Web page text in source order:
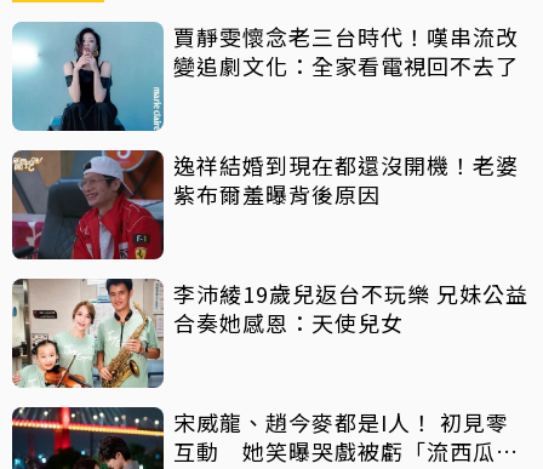
賈靜雯懷念老三台時代！嘆串流改
變追劇文化：全家看電視回不去了
逸祥結婚到現在都還沒開機！老婆
紫布爾羞曝背後原因
李沛綾19歲兒返台不玩樂 兄妹公益
合奏她感恩：天使兒女
宋威龍、趙今麥都是I人！ 初見零
互動 她笑曝哭戲被虧「流西瓜